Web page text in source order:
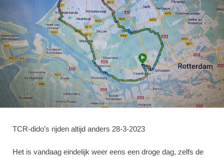
TCR-dido’s rijden altijd anders 28-3-2023
Het is vandaag eindelijk weer eens een droge dag, zelfs de